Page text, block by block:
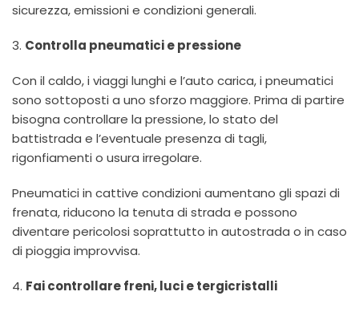
sicurezza, emissioni e condizioni generali.
3. Controlla pneumatici e pressione
Con il caldo, i viaggi lunghi e l’auto carica, i pneumatici
sono sottoposti a uno sforzo maggiore. Prima di partire
bisogna controllare la pressione, lo stato del
battistrada e l’eventuale presenza di tagli,
rigonfiamenti o usura irregolare.
Pneumatici in cattive condizioni aumentano gli spazi di
frenata, riducono la tenuta di strada e possono
diventare pericolosi soprattutto in autostrada o in caso
di pioggia improvvisa.
4. Fai controllare freni, luci e tergicristalli